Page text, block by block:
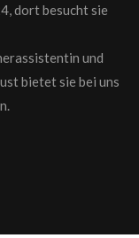
dort besucht sie
und
bietet sie bei uns